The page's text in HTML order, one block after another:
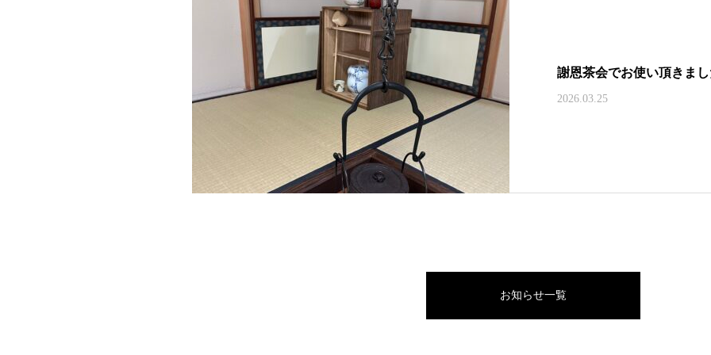
謝恩茶会でお使い頂きま
2026.03.25
お知らせ一覧